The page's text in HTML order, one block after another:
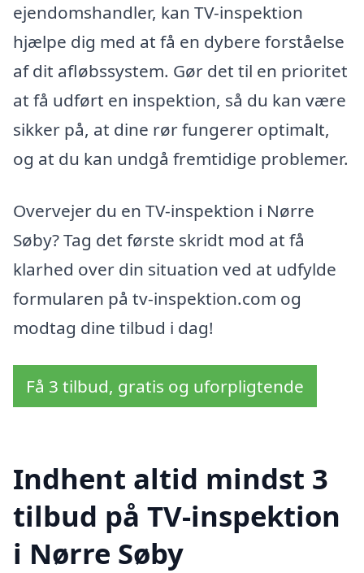
ejendomshandler, kan TV-inspektion
hjælpe dig med at få en dybere forståelse
af dit afløbssystem. Gør det til en prioritet
at få udført en inspektion, så du kan være
sikker på, at dine rør fungerer optimalt,
og at du kan undgå fremtidige problemer.
Overvejer du en TV-inspektion i Nørre
Søby? Tag det første skridt mod at få
klarhed over din situation ved at udfylde
formularen på tv-inspektion.com og
modtag dine tilbud i dag!
Få 3 tilbud, gratis og uforpligtende
Indhent altid mindst 3
tilbud på TV-inspektion
i Nørre Søby